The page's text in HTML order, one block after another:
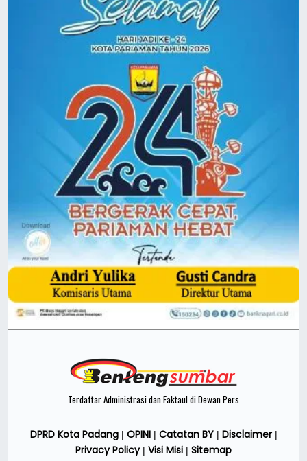
Terdaftar Administrasi dan Faktaul di Dewan Pers
DPRD Kota Padang| OPINI Catatan BY| Disclaimer|
Privacy Policy| Visi Misi Sitemap